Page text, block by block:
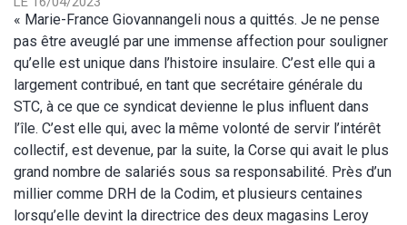
« Marie-France Giovannangeli nous a quittés. Je ne pense
pas être aveuglé par une immense affection pour souligner
qu’elle est unique dans l’histoire insulaire. C’est elle qui a
largement contribué, en tant que secrétaire générale du
STC, à ce que ce syndicat devienne le plus influent dans
l’île. C’est elle qui, avec la même volonté de servir l’intérêt
collectif, est devenue, par la suite, la Corse qui avait le plus
grand nombre de salariés sous sa responsabilité. Près d’un
millier comme DRH de la Codim, et plusieurs centaines
lorsqu’elle devint la directrice des deux magasins Leroy